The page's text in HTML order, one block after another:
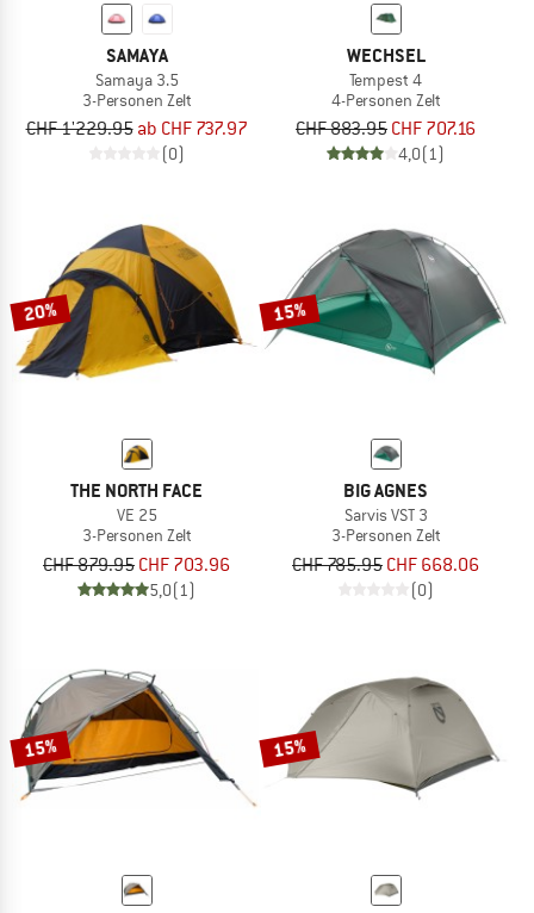
SAMAYA
Samaya 3.5
3-Personen Zelt
CHF 1'229.95 ab CHF 737.97
(0)
WECHSEL
Tempest 4
4-Personen Zelt
CHF 883.95 CHF 707.16
4,0(1)
20%
THE NORTH FACE
VE 25
3-Personen Zelt
CHF 879.95 CHF 703.96
5,0(1)
15%
BIG AGNES
Sarvis VST 3
3-Personen Zelt
CHF 785.95 CHF 668.06
(0)
15% 15%